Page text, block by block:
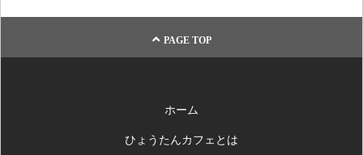
PAGE TOP
ホーム
ひょうたんカフェとは